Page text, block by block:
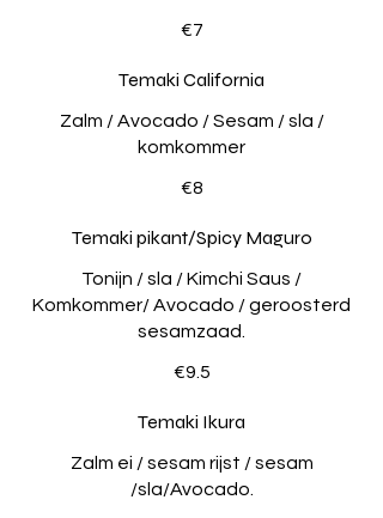
€7
Temaki California
Zalm / Avocado / Sesam / sla /
komkommer
€8
Temaki pikant/Spicy Maguro
Tonijn / sla / Kimchi Saus /
Komkommer/ Avocado / geroosterd
sesamzaad.
€9.5
Temaki Ikura
Zalm ei / sesam rijst / sesam
/sla/Avocado.